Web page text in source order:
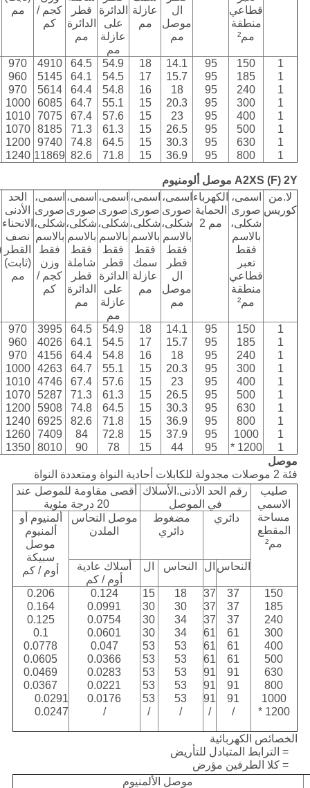
قطاعي
منطقة
مم²
ال
موصل
مم
عازلة
مم
الدائرة
على
عازلة
مم
قطر
الدائرة
مم
كجم /
كم
مم
1
1
1
1
1
1
1
1
150
185
240
300
400
500
630
800
95
95
95
95
95
95
95
95
14.1
15.7
18
20.3
23
26.5
30.3
36.9
18
17
16
15
15
15
15
15
54.9
54.5
54.8
55.1
57.6
61.3
64.5
71.8
64.5
64.1
64.4
64.7
67.4
71.3
74.8
82.6
4910
5145
5614
6085
7075
8185
9740
11869
970
960
970
1000
1010
1070
1200
1240
A2XS (F) 2Y موصل ألومنيوم
لا.من
كوريس
اسمى،
صورى
شكلى،
بالاسم
فقط
تعبر
قطاعي
منطقة
مم²
الكهرباء
الحماية
مم 2
اسمى،
صورى
شكلى،
بالاسم
فقط
قطر
ال
موصل
مم
اسمى،
صورى
شكلى،
بالاسم
فقط
سمك
عازلة
مم
اسمى،
صورى
شكلى،
بالاسم
فقط
قطر
الدائرة
على
عازلة
مم
اسمى،
صورى
شكلى،
بالاسم
فقط
شاملة
قطر
الدائرة
مم
اسمى،
صورى
شكلى،
بالاسم
فقط
وزن
كجم /
كم
الحد
الأدنى
الانحناء
نصف
القطر
(ثابت)
مم
1
1
1
1
1
1
1
1
1
1
150
185
240
300
400
500
630
800
1000
1200 *
95
95
95
95
95
95
95
95
95
95
14.1
15.7
18
20.3
23
26.5
30.3
36.9
37.9
44
18
17
16
15
15
15
15
15
15
15
54.9
54.5
54.8
55.1
57.6
61.3
64.5
71.8
72.8
78
64.5
64.1
64.4
64.7
67.4
71.3
74.8
82.6
84
90
3995
4026
4156
4263
4746
5287
5908
6925
7409
8010
970
960
970
1000
1010
1070
1200
1240
1260
1350
موصل
فئة 2 موصلات مجدولة للكابلات أحادية النواة ومتعددة النواة
صليب
الاسمي
مساحة
المقطع
مم²
رقم الحد الأدنى.الأسلاك
في الموصل
أقصى مقاومة للموصل عند
20 درجة مئوية
دائري
مضغوط
دائري
موصل النحاس
الملدن
ألمنيوم أو
ألمنيوم
موصل
سبيكة
أوم / كم
النحاس ال النحاس ال
أسلاك عادية
أوم / كم
150
185
240
300
400
500
630
800
1000
1200 *
37
37
37
61
61
61
91
91
91
/
37
37
37
61
61
61
91
91
91
/
18
30
34
34
53
53
53
53
53
/
15
30
30
30
53
53
53
53
53
/
0.124
0.0991
0.0754
0.0601
0.047
0.0366
0.0283
0.0221
0.0176
/
0.206
0.164
0.125
0.1
0.0778
0.0605
0.0469
0.0367
0.0291
0.0247
الخصائص الكهربائية
موصل الألمنيوم